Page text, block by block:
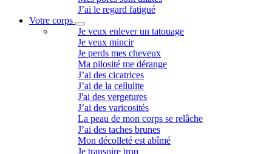
J’ai le regard fatigué
Votre corps
Je veux enlever un tatouage
Je veux mincir
Je perds mes cheveux
Ma pilosité me dérange
J’ai des cicatrices
J’ai de la cellulite
J'ai des vergetures
J’ai des varicosités
La peau de mon corps se relâche
J’ai des taches brunes
Mon décolleté est abîmé
Je transpire trop